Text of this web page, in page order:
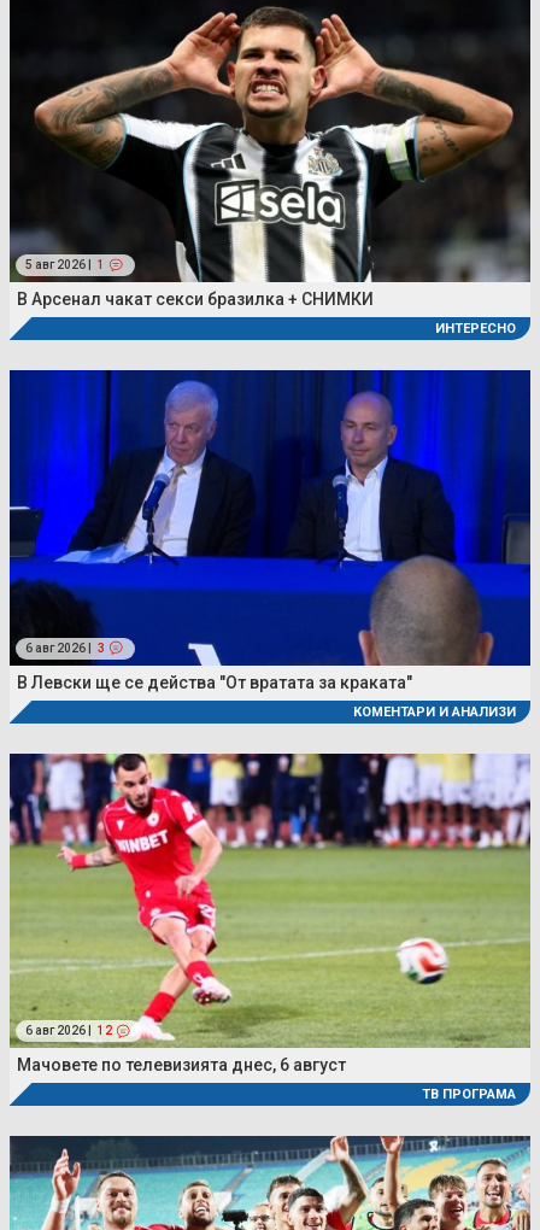
5 авг 2026 | 1
В Арсенал чакат секси бразилка + СНИМКИ
ИНТЕРЕСНО
6 авг 2026 | 3
В Левски ще се действа "От вратата за краката"
КОМЕНТАРИ И АНАЛИЗИ
6 авг 2026 | 12
Мачовете по телевизията днес, 6 август
ТВ ПРОГРАМА